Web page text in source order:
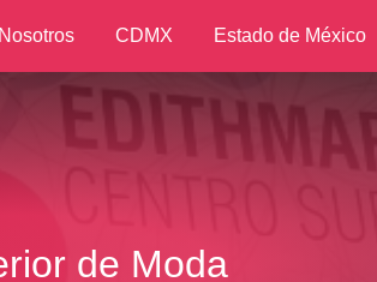
Nosotros CDMX Estado de México
de Moda